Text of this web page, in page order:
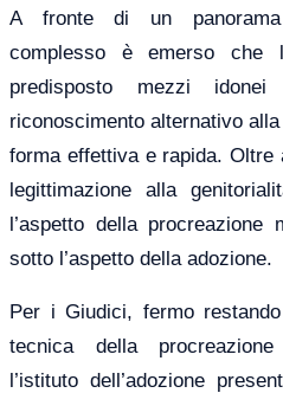
A fronte di un panorama
complesso è emerso che
predisposto mezzi
riconoscimento alternativo
forma effettiva e rapida.
legittimazione alla
l’aspetto della procreazione
sotto l’aspetto della adozione.
Per i Giudici, fermo
tecnica della
l’istituto dell’adozione